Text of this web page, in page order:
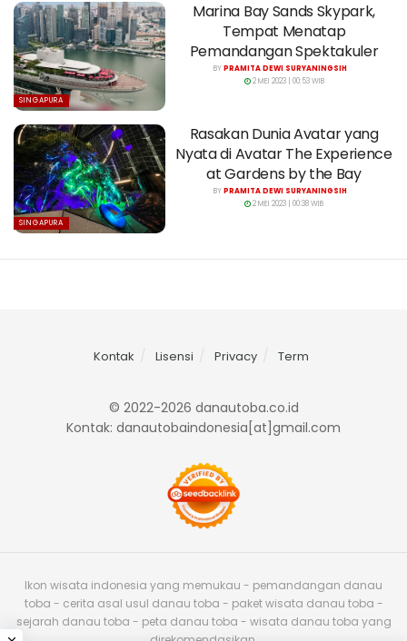
SINGAPURA
Marina Bay Sands Skypark,
Tempat Menatap
Pemandangan Spektakuler
BYPRAMITA DEWI SURYANINGSIH
2 MEI 2023 | 00:53 WIB
SINGAPURA
Rasakan Dunia Avatar yang
Nyata di Avatar The Experience
at Gardens by the Bay
BYPRAMITA DEWI SURYANINGSIH
2 MEI 2023 | 00:38 WIB
Kontak Lisensi Privacy Term
© 2022-2026 danautoba.co.id
Kontak: danautobaindonesia[at]gmail.com
Ikon wisata indonesia yang memukau - pemandangan danau
toba - cerita asal usul danau toba - paket wisata danau toba -
sejarah danau toba - peta danau toba - wisata danau toba yang